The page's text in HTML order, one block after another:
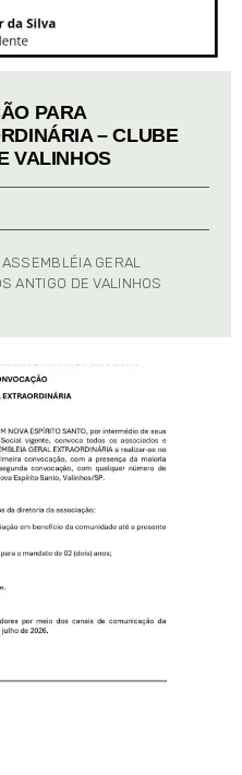
PARA
– CLUBE
VALINHOS
GERAL
ANTIGO DE VALINHOS